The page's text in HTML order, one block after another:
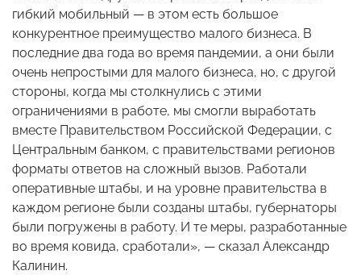
гибкий мобильный — в этом есть большое
конкурентное преимущество малого бизнеса. В
последние два года во время пандемии, а они были
очень непростыми для малого бизнеса, но, с другой
стороны, когда мы столкнулись с этими
ограничениями в работе, мы смогли выработать
вместе Правительством Российской Федерации, с
Центральным банком, с правительствами регионов
форматы ответов на сложный вызов. Работали
оперативные штабы, и на уровне правительства в
каждом регионе были созданы штабы, губернаторы
были погружены в работу. И те меры, разработанные
во время ковида, сработали», — сказал Александр
Калинин.